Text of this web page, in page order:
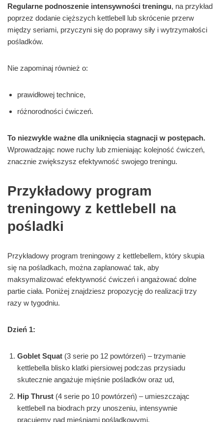
Regularne podnoszenie intensywności treningu, na przykład
poprzez dodanie cięższych kettlebell lub skrócenie przerw
między seriami, przyczyni się do poprawy siły i wytrzymałości
pośladków.
Nie zapominaj również o:
prawidłowej technice,
różnorodności ćwiczeń.
To niezwykle ważne dla uniknięcia stagnacji w postępach.
Wprowadzając nowe ruchy lub zmieniając kolejność ćwiczeń,
znacznie zwiększysz efektywność swojego treningu.
Przykładowy program
treningowy z kettlebell na
pośladki
Przykładowy program treningowy z kettlebellem, który skupia
się na pośladkach, można zaplanować tak, aby
maksymalizować efektywność ćwiczeń i angażować dolne
partie ciała. Poniżej znajdziesz propozycję do realizacji trzy
razy w tygodniu.
Dzień 1:
Goblet Squat (3 serie po 12 powtórzeń) – trzymanie
kettlebella blisko klatki piersiowej podczas przysiadu
skutecznie angażuje mięśnie pośladków oraz ud,
Hip Thrust (4 serie po 10 powtórzeń) – umieszczając
kettlebell na biodrach przy unoszeniu, intensywnie
pracujemy nad mięśniami pośladkowymi,